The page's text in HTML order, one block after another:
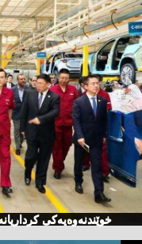
خوێندنەوەیەكی